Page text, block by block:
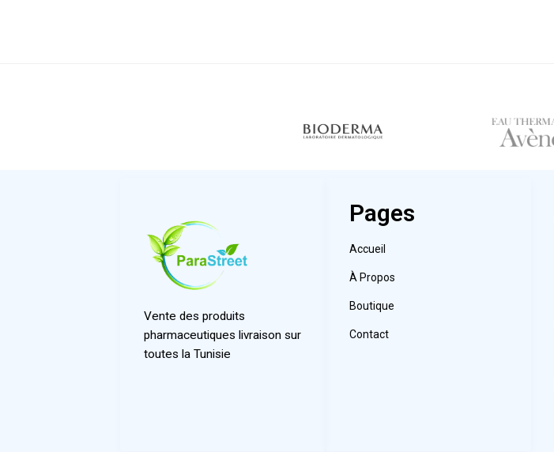
Vente des produits
pharmaceutiques livraison sur
toutes la Tunisie
Pages
Accueil
À Propos
Boutique
Contact